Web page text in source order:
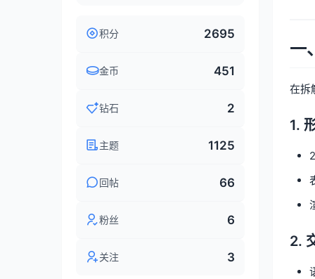
积分 2695
金币 451
钻石 2
主题 1125
回帖 66
粉丝 6
关注 3
一
在拆
1.
2.